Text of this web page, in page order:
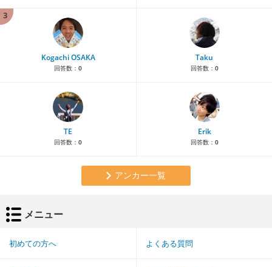
3
Kogachi OSAKA
回答数： 0
Taku
回答数： 0
TE
回答数： 0
Erik
回答数： 0
アンカー一覧
メニュー
初めての方へ よくある質問